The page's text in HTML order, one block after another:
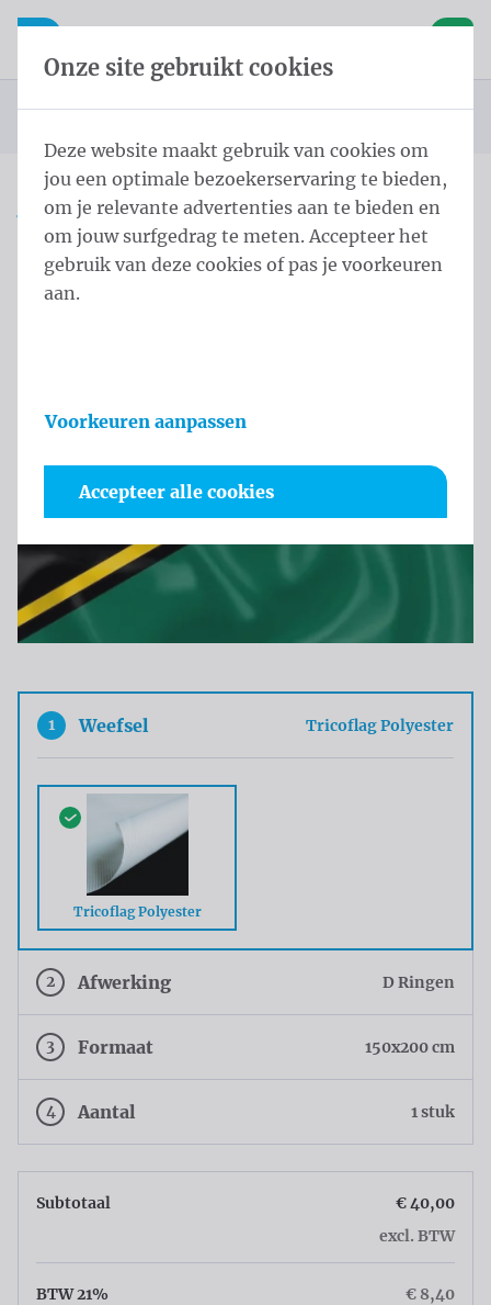
Inhoud overslaan
Taalkeuze overslaan
Open mobiele navigatie
Startpagina
Producten
Vlaggen
Officiële vlaggen
Landenvlaggen
Landenvlaggen Oceanië Vlag Vanuatu 150x200 cm
Vlag Vanuatu 150x200 cm
Productinformatie
1 Weefsel Tricoflag Polyester
Tricoflag Polyester
2 Afwerking D Ringen
3 Formaat 150x200 cm
4 Aantal 1 stuk
Subtotaal
€ 40,00
excl. BTW
BTW 21% € 8,40
Onze site gebruikt cookies
Deze website maakt gebruik van cookies om
jou een optimale bezoekerservaring te bieden,
om je relevante advertenties aan te bieden en
om jouw surfgedrag te meten. Accepteer het
gebruik van deze cookies of pas je voorkeuren
aan.
Voorkeuren aanpassen
Accepteer alle cookies